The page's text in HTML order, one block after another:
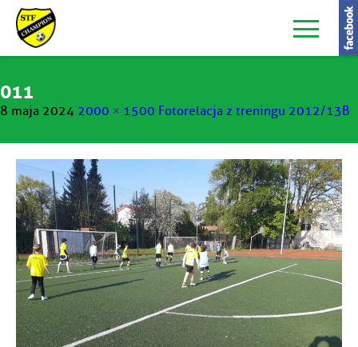
011
8 maja 2024 2000 × 1500 Fotorelacja z treningu 2012/13B